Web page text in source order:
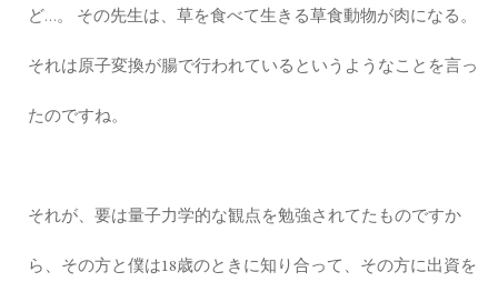
ど…。 その先生は、草を食べて生きる草食動物が肉になる。
それは原子変換が腸で行われているというようなことを言っ
たのですね。
それが、要は量子力学的な観点を勉強されてたものですか
ら、その方と僕は18歳のときに知り合って、その方に出資を